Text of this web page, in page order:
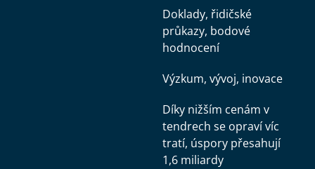
Doklady, řidičské
průkazy, bodové
hodnocení
Výzkum, vývoj, inovace
Díky nižším cenám v
tendrech se opraví víc
tratí, úspory přesahují
1,6 miliardy